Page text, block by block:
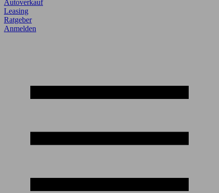
Autoverkauf
Leasing
Ratgeber
Anmelden